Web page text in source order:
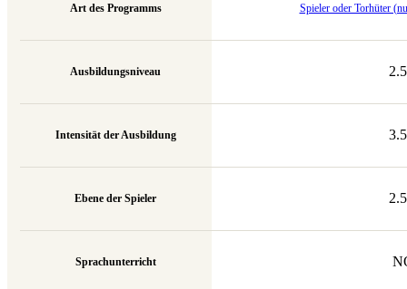
Art des Programms
Ausbildungsniveau
Intensität der Ausbildung
Ebene der Spieler
Sprachunterricht
Spieler oder Torhüter